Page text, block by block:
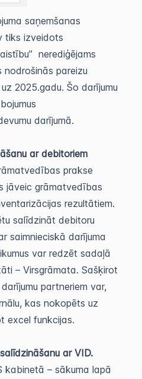
saņemšanas
tiks izveidots
nerediģējams
nodrošinās pareizu
2025.gadu. Šo darījumu
darījumā.
ar debitoriem
prakse
jāveic grāmatvedības
rezultātiem.
salīdzināt debitoru
saimnieciskā darījuma
var redzēt sadaļā
– Virsgrāmata. Sašķirot
partneriem var,
kas nokopēts uz
excel funkcijas.
ar VID.
– sākuma lapā